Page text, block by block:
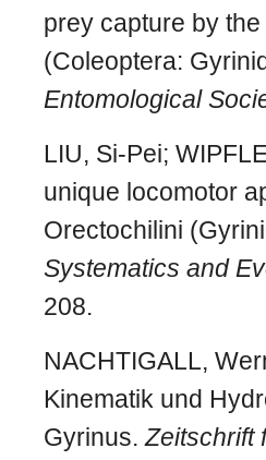
prey capture by
(Coleoptera:
Entomological
LIU, Si‐Pei;
unique locomotor
Orectochilini
Systematics and
208.
NACHTIGALL,
Kinematik und
Gyrinus.Zeitschrift